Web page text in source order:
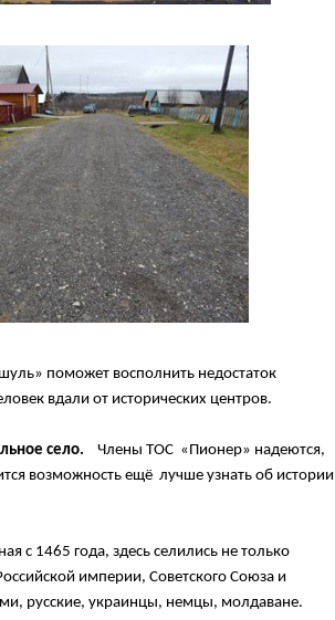
поможет восполнить недостаток
вдали от исторических центров.
село. Члены ТОС «Пионер» надеются,
возможность ещё лучше узнать об истории
с 1465 года, здесь селились не только
империи, Советского Союза и
русские, украинцы, немцы, молдаване.